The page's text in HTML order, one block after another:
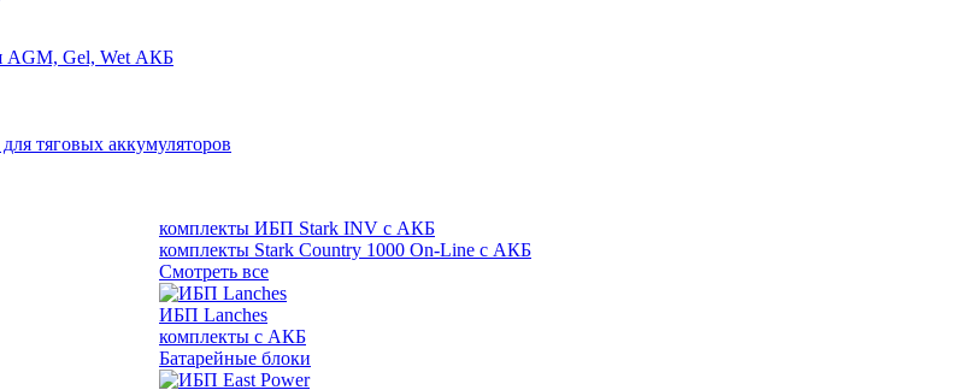
AGM, Gel, Wet АКБ
тяговых аккумуляторов
комплекты ИБП Stark INV с АКБ
комплекты Stark Country 1000 On-Line с АКБ
Смотреть все
ИБП Lanches
комплекты с АКБ
Батарейные блоки